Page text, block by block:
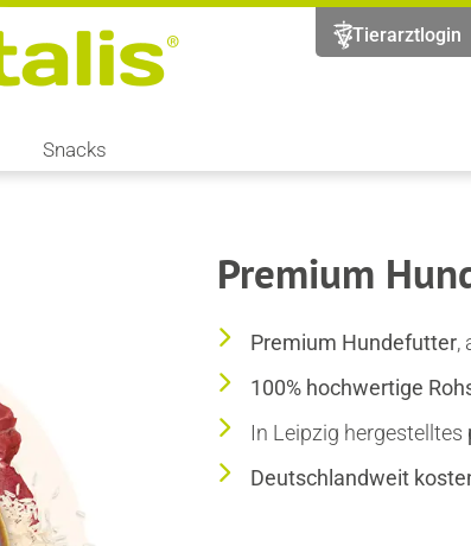
Tierarztlogin
Snacks
Premium
Premium Hundefutter,
100% hochwertige
In Leipzig hergestelltes
Deutschlandweit